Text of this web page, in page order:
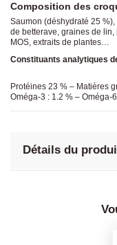
Composition des
Saumon (déshydraté 25
de betterave, graines de
MOS, extraits de plantes…
Constituants analytiques
Protéines 23 % – Matières
Oméga-3 : 1.2 % – Oméga-
Détails du